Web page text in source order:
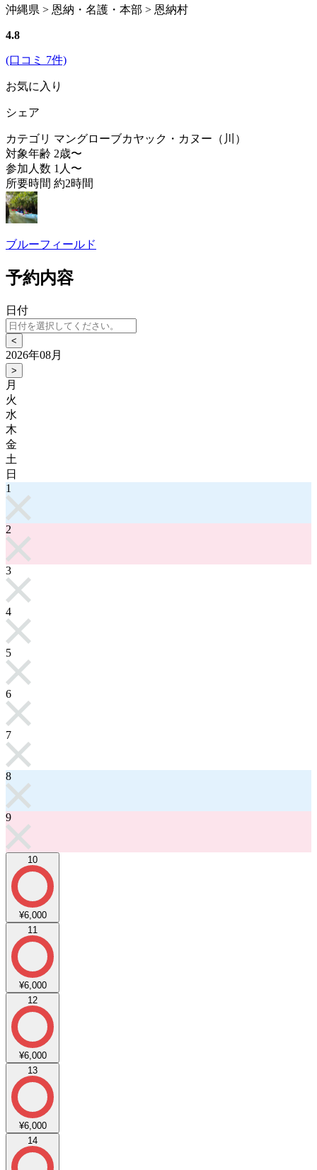
沖縄県 > 恩納・名護・本部 > 恩納村
4.8
(口コミ 7件)
お気に入り
シェア
カテゴリ マングローブカヤック・カヌー（川）
対象年齢 2歳〜
参加人数 1人〜
所要時間 約2時間
ブルーフィールド
予約内容
日付
<
2026年08月
>
月
火
水
木
金
土
日
1
2
3
4
5
6
7
8
9
10
¥6,000
11
¥6,000
12
¥6,000
13
¥6,000
14